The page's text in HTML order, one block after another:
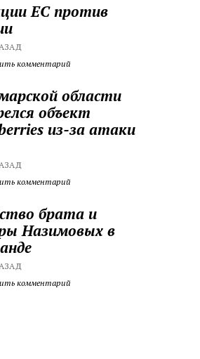
ЕС против
комментарий
области
объект
из-за атаки
комментарий
брата и
Назимовых в
комментарий